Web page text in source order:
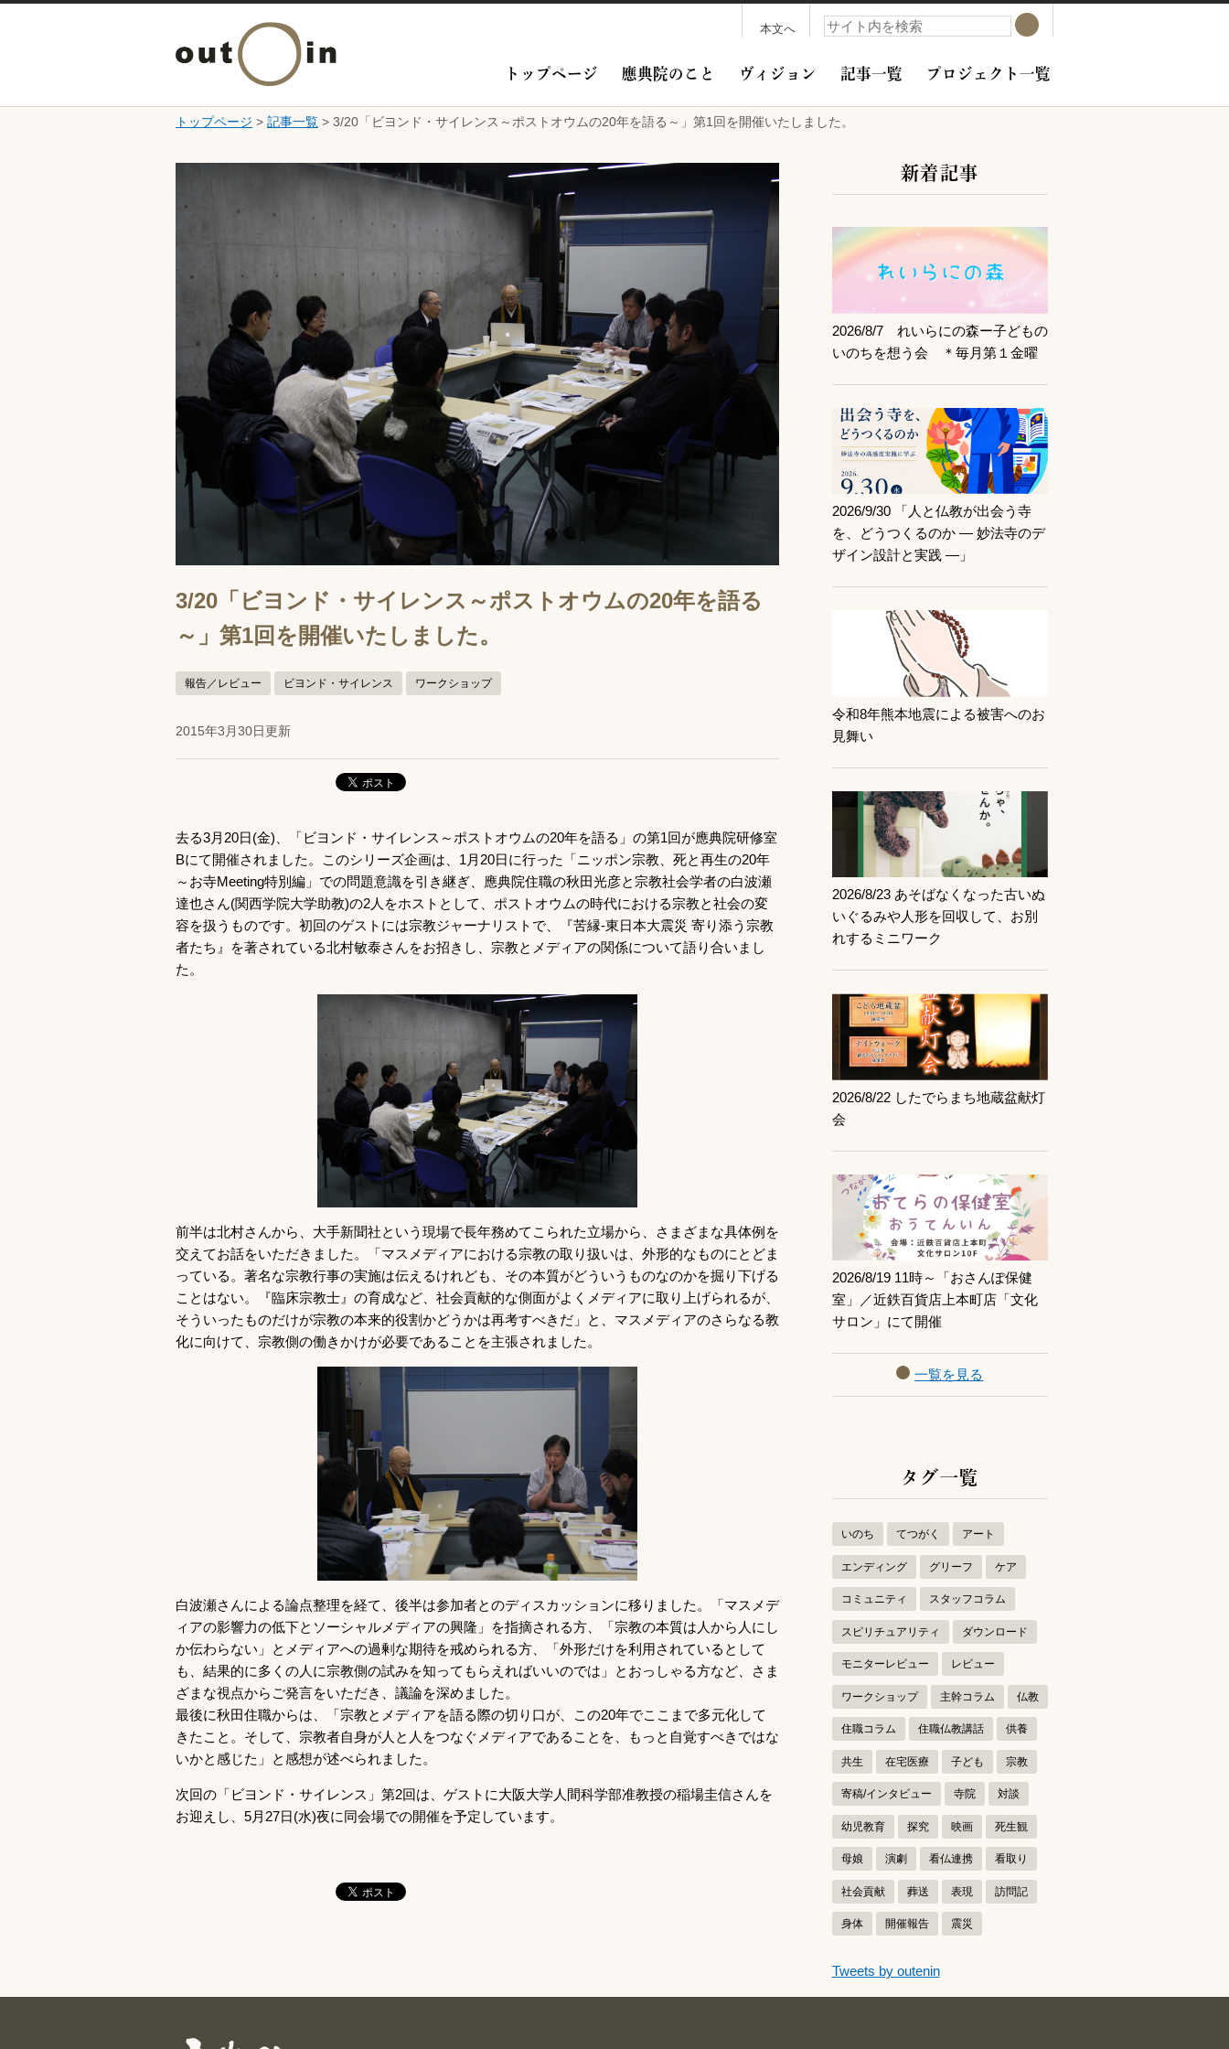
本文へ 検索
検索
トップページ 應典院のこと ヴィジョン 記事一覧 プロジェクト一覧
トップページ > 記事一覧 > 3/20「ビヨンド・サイレンス～ポストオウムの20年を語る～」第1回を開催いたしました。
3/20「ビヨンド・サイレンス～ポストオウムの20年を語る
～」第1回を開催いたしました。
報告／レビュー ビヨンド・サイレンス ワークショップ
2015年3月30日更新
去る3月20日(金)、「ビヨンド・サイレンス～ポストオウムの20年を語る」の第1回が應典院研修室
Bにて開催されました。このシリーズ企画は、1月20日に行った「ニッポン宗教、死と再生の20年
～お寺Meeting特別編」での問題意識を引き継ぎ、應典院住職の秋田光彦と宗教社会学者の白波瀬
達也さん(関西学院大学助教)の2人をホストとして、ポストオウムの時代における宗教と社会の変
容を扱うものです。初回のゲストには宗教ジャーナリストで、『苦縁-東日本大震災 寄り添う宗教
者たち』を著されている北村敏泰さんをお招きし、宗教とメディアの関係について語り合いまし
た。
前半は北村さんから、大手新聞社という現場で長年務めてこられた立場から、さまざまな具体例を
交えてお話をいただきました。「マスメディアにおける宗教の取り扱いは、外形的なものにとどま
っている。著名な宗教行事の実施は伝えるけれども、その本質がどういうものなのかを掘り下げる
ことはない。『臨床宗教士』の育成など、社会貢献的な側面がよくメディアに取り上げられるが、
そういったものだけが宗教の本来的役割かどうかは再考すべきだ」と、マスメディアのさらなる教
化に向けて、宗教側の働きかけが必要であることを主張されました。
白波瀬さんによる論点整理を経て、後半は参加者とのディスカッションに移りました。「マスメデ
ィアの影響力の低下とソーシャルメディアの興隆」を指摘される方、「宗教の本質は人から人にし
か伝わらない」とメディアへの過剰な期待を戒められる方、「外形だけを利用されているとして
も、結果的に多くの人に宗教側の試みを知ってもらえればいいのでは」とおっしゃる方など、さま
ざまな視点からご発言をいただき、議論を深めました。
最後に秋田住職からは、「宗教とメディアを語る際の切り口が、この20年でここまで多元化して
きたこと。そして、宗教者自身が人と人をつなぐメディアであることを、もっと自覚すべきではな
いかと感じた」と感想が述べられました。
次回の「ビヨンド・サイレンス」第2回は、ゲストに大阪大学人間科学部准教授の稲場圭信さんを
お迎えし、5月27日(水)夜に同会場での開催を予定しています。
サブコンテンツ
新着記事
2026/8/7 れいらにの森ー子どもの
いのちを想う会 ＊毎月第１金曜
記事を読む
2026/9/30 「人と仏教が出会う寺
を、どうつくるのか ― 妙法寺のデ
ザイン設計と実践 ―」
記事を読む
令和8年熊本地震による被害へのお
見舞い
記事を読む
2026/8/23 あそばなくなった古いぬ
いぐるみや人形を回収して、お別
れするミニワーク
記事を読む
2026/8/22 したでらまち地蔵盆献灯
会
記事を読む
2026/8/19 11時～「おさんぽ保健
室」／近鉄百貨店上本町店「文化
サロン」にて開催
記事を読む
一覧を見る
タグ一覧
いのち てつがく アート
エンディング グリーフ ケア
コミュニティ スタッフコラム
スピリチュアリティ ダウンロード
モニターレビュー レビュー
ワークショップ 主幹コラム 仏教
住職コラム 住職仏教講話 供養
共生 在宅医療 子ども 宗教
寄稿/インタビュー 寺院 対談
幼児教育 探究 映画 死生観
母娘 演劇 看仏連携 看取り
社会貢献 葬送 表現 訪問記
身体 開催報告 震災
つぶやきをスキップする
Tweets by outenin